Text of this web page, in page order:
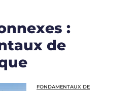
:
de
FONDAMENTAUX DE